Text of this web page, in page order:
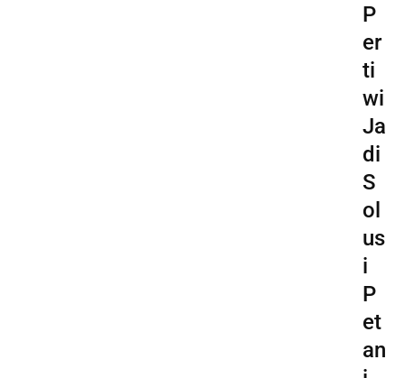
P
er
ti
wi
Ja
di
S
ol
us
i
P
et
an